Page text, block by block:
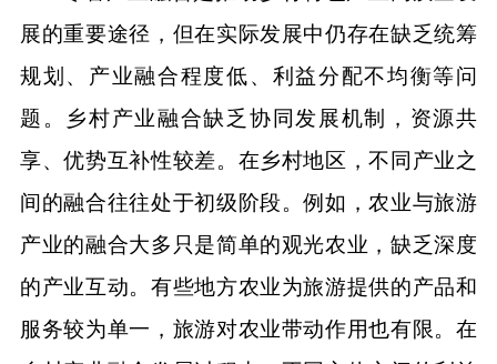
展的重要途径，但在实际发展中仍存在缺乏统筹
规划、产业融合程度低、利益分配不均衡等问
题。乡村产业融合缺乏协同发展机制，资源共
享、优势互补性较差。在乡村地区，不同产业之
间的融合往往处于初级阶段。例如，农业与旅游
产业的融合大多只是简单的观光农业，缺乏深度
的产业互动。有些地方农业为旅游提供的产品和
服务较为单一，旅游对农业带动作用也有限。在